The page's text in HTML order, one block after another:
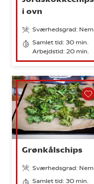
i ovn
Sværhedsgrad: Nem
Samlet tid: 30 min.
Arbejdstid: 20 min.
Grønkålschips
Sværhedsgrad: Nem
Samlet tid: 30 min.